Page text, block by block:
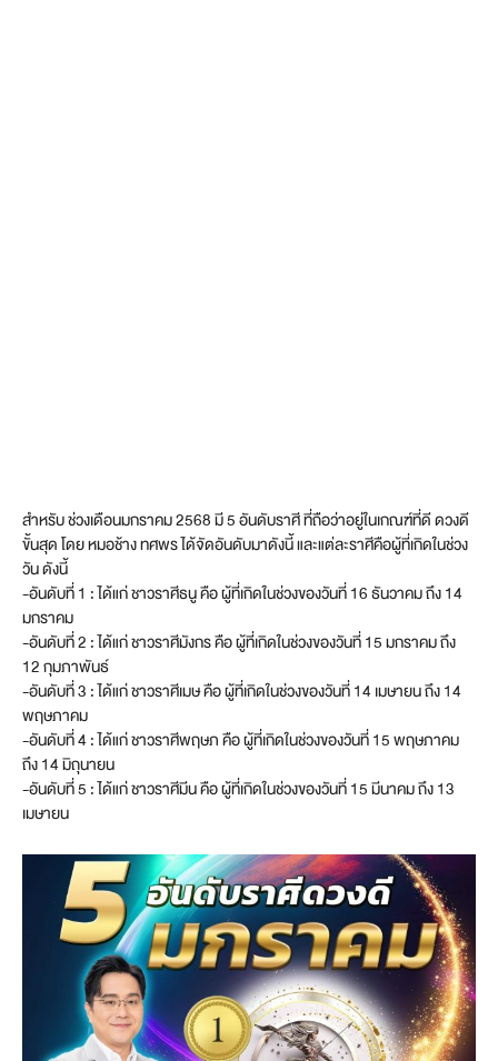
สำหรับ ช่วงเดือนมกราคม 2568 มี 5 อันดับราศี ที่ถือว่าอยู่ในเกณฑ์ที่ดี ดวงดี
ขั้นสุด โดย หมอช้าง ทศพร ได้จัดอันดับมาดังนี้ และแต่ละราศีคือผู้ที่เกิดในช่วง
วัน ดังนี้
-อันดับที่ 1 : ได้แก่ ชาวราศีธนู คือ ผู้ที่เกิดในช่วงของวันที่ 16 ธันวาคม ถึง 14
มกราคม
-อันดับที่ 2 : ได้แก่ ชาวราศีมังกร คือ ผู้ที่เกิดในช่วงของวันที่ 15 มกราคม ถึง
12 กุมภาพันธ์
-อันดับที่ 3 : ได้แก่ ชาวราศีเมษ คือ ผู้ที่เกิดในช่วงของวันที่ 14 เมษายน ถึง 14
พฤษภาคม
-อันดับที่ 4 : ได้แก่ ชาวราศีพฤษภ คือ ผู้ที่เกิดในช่วงของวันที่ 15 พฤษภาคม
ถึง 14 มิถุนายน
-อันดับที่ 5 : ได้แก่ ชาวราศีมีน คือ ผู้ที่เกิดในช่วงของวันที่ 15 มีนาคม ถึง 13
เมษายน